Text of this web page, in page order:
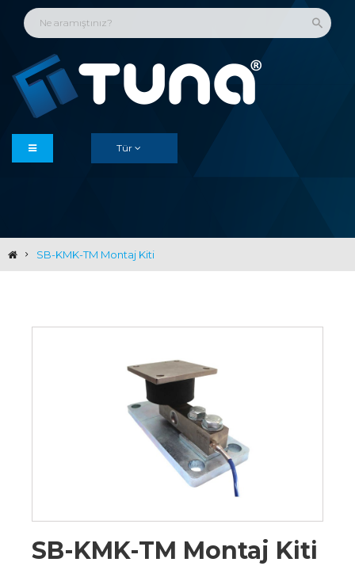
Tür
SB-KMK-TM Montaj Kiti
SB-KMK-TM Montaj Kiti